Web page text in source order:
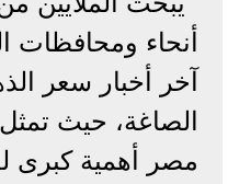
أنحاء ومحافظات
آخر أخبار سعر
الصاغة، حيث
مصر أهمية كبرى